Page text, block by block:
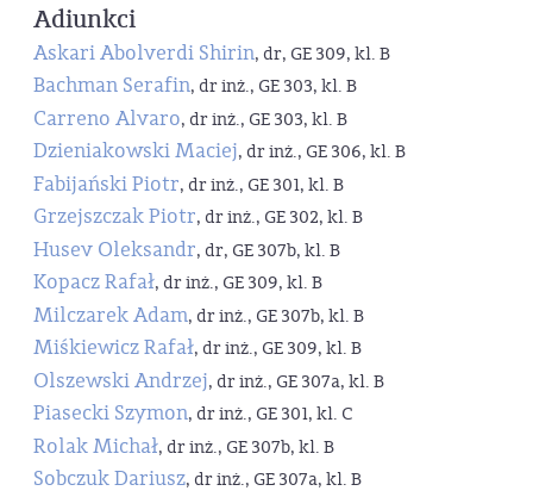
Adiunkci
Askari Abolverdi Shirin, dr, GE 309, kl. B
Bachman Serafin, dr inż., GE 303, kl. B
Carreno Alvaro, dr inż., GE 303, kl. B
Dzieniakowski Maciej, dr inż., GE 306, kl. B
Fabijański Piotr, dr inż., GE 301, kl. B
Grzejszczak Piotr, dr inż., GE 302, kl. B
Husev Oleksandr, dr, GE 307b, kl. B
Kopacz Rafał, dr inż., GE 309, kl. B
Milczarek Adam, dr inż., GE 307b, kl. B
Miśkiewicz Rafał, dr inż., GE 309, kl. B
Olszewski Andrzej, dr inż., GE 307a, kl. B
Piasecki Szymon, dr inż., GE 301, kl. C
Rolak Michał, dr inż., GE 307b, kl. B
Sobczuk Dariusz, dr inż., GE 307a, kl. B